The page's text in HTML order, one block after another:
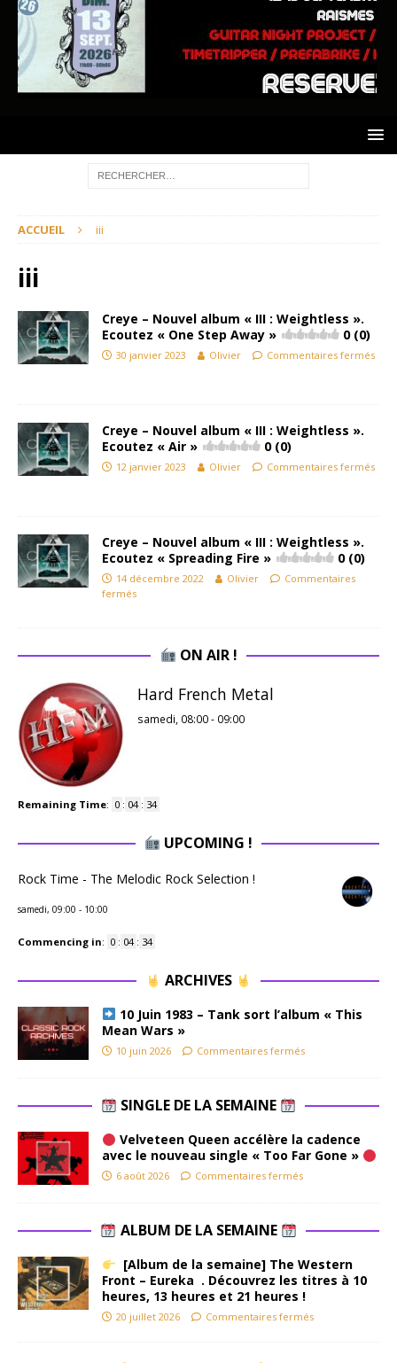
ACCUEIL iii
iii
Creye – Nouvel album « III : Weightless ».
Ecoutez « One Step Away »
0 (0)
30 janvier 2023 Olivier Commentaires fermés
Creye – Nouvel album « III : Weightless ».
Ecoutez « Air »
0 (0)
12 janvier 2023 Olivier Commentaires fermés
Creye – Nouvel album « III : Weightless ».
Ecoutez « Spreading Fire »
0 (0)
14 décembre 2022 Olivier
Commentaires
fermés
ON AIR !
Hard French Metal
samedi, 08:00- 09:00
Remaining Time: 0 : 04 : 34
UPCOMING !
Rock Time - The Melodic Rock Selection !
samedi, 09:00 - 10:00
Commencing in: 0 : 04 : 34
ARCHIVES
10 Juin 1983 – Tank sort l’album « This
Mean Wars »
10 juin 2026 Commentaires fermés
SINGLE DE LA SEMAINE
Velveteen Queen accélère la cadence
avec le nouveau single « Too Far Gone »
6 août 2026 Commentaires fermés
ALBUM DE LA SEMAINE
[Album de la semaine] The Western
Front – Eureka . Découvrez les titres à 10
heures, 13 heures et 21 heures !
20 juillet 2026 Commentaires fermés